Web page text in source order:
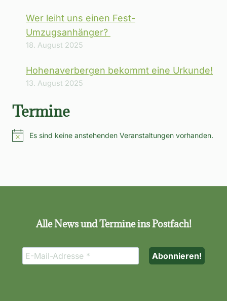
Wer leiht uns einen Fest-
Umzugsanhänger?
18. August 2025
Hohenaverbergen bekommt eine Urkunde!
13. August 2025
Termine
HinweisEs sind keine anstehenden Veranstaltungen vorhanden.
Alle News und Termine ins Postfach!